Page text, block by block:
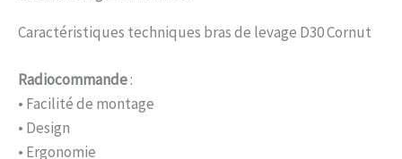
Caractéristiques techniques bras de levage D30 Cornut
Radiocommande:
• Facilité de montage
• Design
• Ergonomie